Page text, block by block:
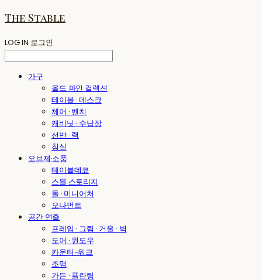
The Stable
LOG IN 로그인
가구
올드 파인 컬렉션
테이블 · 데스크
체어 · 벤치
캐비닛 · 수납장
선반 · 랙
침실
오브제·소품
테이블데코
스몰 스토리지
돌 · 미니어처
오나먼트
공간 연출
프레임 · 그림 · 거울 · 벽
도어 · 윈도우
카운터-워크
조명
가든 · 플란팅